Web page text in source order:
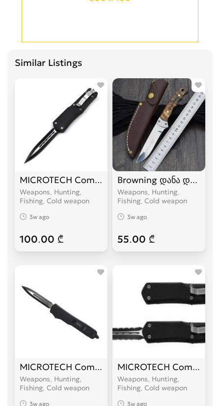
Similar Listings
MICROTECH Combat Troodon დანა დანები
Weapons, Hunting,
Fishing, Cold weapon
3w ago
100.00 ₾
Browning დანა დანები
Weapons, Hunting,
Fishing, Cold weapon
3w ago
55.00 ₾
MICROTECH Combat Troodon
Weapons, Hunting,
Fishing, Cold weapon
3w ago
MICROTECH Combat
Weapons, Hunting,
Fishing, Cold weapon
3w ago